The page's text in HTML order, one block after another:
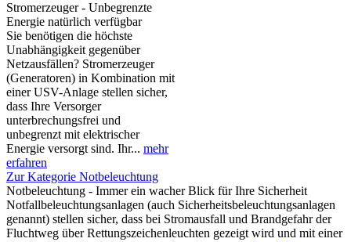
Stromerzeuger - Unbegrenzte
Energie natürlich verfügbar
Sie benötigen die höchste
Unabhängigkeit gegenüber
Netzausfällen? Stromerzeuger
(Generatoren) in Kombination mit
einer USV-Anlage stellen sicher,
dass Ihre Versorger
unterbrechungsfrei und
unbegrenzt mit elektrischer
Energie versorgt sind. Ihr... mehr
erfahren
Zur Kategorie Notbeleuchtung
Notbeleuchtung - Immer ein wacher Blick für Ihre Sicherheit
Notfallbeleuchtungsanlagen (auch Sicherheitsbeleuchtungsanlagen
genannt) stellen sicher, dass bei Stromausfall und Brandgefahr der
Fluchtweg über Rettungszeichenleuchten gezeigt wird und mit einer